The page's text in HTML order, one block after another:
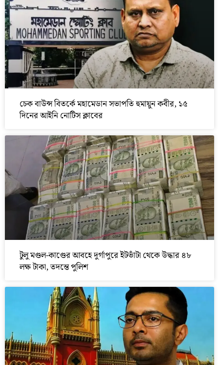
চেক বাউন্স বিতর্কে মহামেডান সভাপতি হুমায়ুন কবীর, ১৫
দিনের আইনি নোটিস ক্লাবের
টুলু মণ্ডল-কাণ্ডের আবহে দুর্গাপুরে ইটভাঁটা থেকে উদ্ধার ৪৮
লক্ষ টাকা, তদন্তে পুলিশ